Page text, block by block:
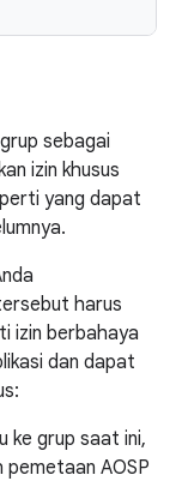
sebagai
izin khusus
yang dapat
harus
izin berbahaya
dan dapat
ke grup saat ini,
AOSP